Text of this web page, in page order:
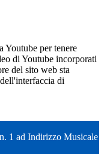
Youtube per tenere
di Youtube incorporati
del sito web sta
di
1 ad Indirizzo Musicale